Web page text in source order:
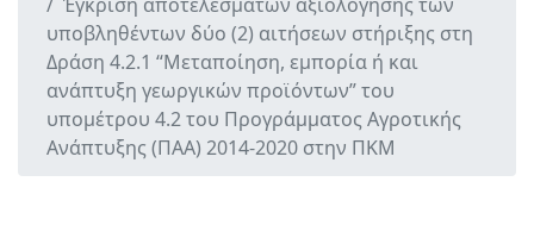
υποβληθέντων δύο (2) αιτήσεων στήριξης στη
Δράση 4.2.1 “Μεταποίηση, εμπορία ή και
ανάπτυξη γεωργικών προϊόντων” του
υπομέτρου 4.2 του Προγράμματος Αγροτικής
Ανάπτυξης (ΠΑΑ) 2014-2020 στην ΠΚΜ